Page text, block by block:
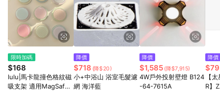
ETMall站內之折扣優惠(包含但不限於東森幣、樂透金、東森現金
券等)，不具點數回饋資格。詳細請依東森購物ETMall之結帳頁面
顯示為準。 7. LINE購物設有「單一商品最高回饋點數」機制(特
殊活動時開放「回饋無上限」)，以同一訂單中同一商品不論件數
計算，並依訂單成立時間當下LINE購物所設定的回饋機制為準。
如顯示之商品規格、顏色、價位、贈品與東森購物ETMall銷售網
頁不符，以銷售網頁標示為準。 9. 若有贈點爭議，請務必於訂單
日期+180天以內至LINE購物客服洽詢；若超過180天(含)以上進
行申訴，恕無法贈點回饋。 10. 部分點數紅包僅限指定商品使
限時加碼
$168
lulu|馬卡龍撞色格紋磁
吸支架 適用MagSafe
降價
$718 (降$20)
小+中浴山 浴室毛髮濾
網 海洋藍
降價
$1,585 (降$7,915)
4W戶外投射壁燈 B124
-64-7615A
降價
$79
【
R】